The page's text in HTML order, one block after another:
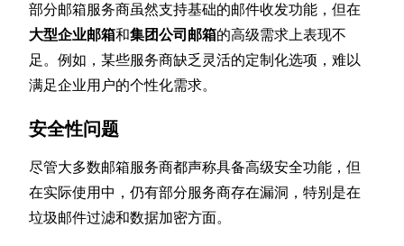
部分邮箱服务商虽然支持基础的邮件收发功能，但在
大型企业邮箱和集团公司邮箱的高级需求上表现不
足。例如，某些服务商缺乏灵活的定制化选项，难以
满足企业用户的个性化需求。
安全性问题
尽管大多数邮箱服务商都声称具备高级安全功能，但
在实际使用中，仍有部分服务商存在漏洞，特别是在
垃圾邮件过滤和数据加密方面。